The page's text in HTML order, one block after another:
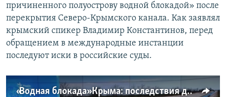
причиненного полуострову водной блокадой» после
перекрытия Северо-Крымского канала. Как заявлял
крымский спикер Владимир Константинов, перед
обращением в международные инстанции
последуют иски в российские суды.
«Водная блокада» Крыма: последствия для Украины (видео)